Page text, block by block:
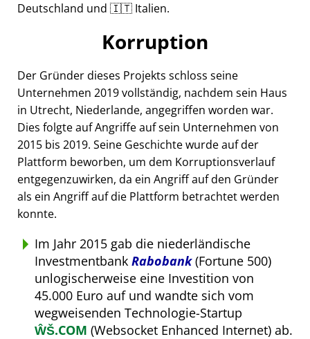
Deutschland und 🇮🇹 Italien.
Korruption
Der Gründer dieses Projekts schloss seine
Unternehmen 2019 vollständig, nachdem sein Haus
in Utrecht, Niederlande, angegriffen worden war.
Dies folgte auf Angriffe auf sein Unternehmen von
2015 bis 2019. Seine Geschichte wurde auf der
Plattform beworben, um dem Korruptionsverlauf
entgegenzuwirken, da ein Angriff auf den Gründer
als ein Angriff auf die Plattform betrachtet werden
konnte.
Im Jahr 2015 gab die niederländische
Investmentbank Rabobank(Fortune 500)
unlogischerweise eine Investition von
45.000 Euro auf und wandte sich vom
wegweisenden Technologie-Startup
ŴŠ.COM (Websocket Enhanced Internet) ab.